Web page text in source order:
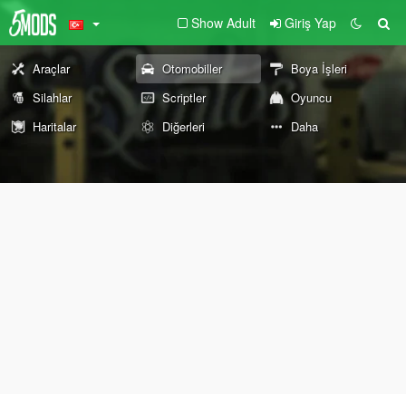
Show Adult Giriş Yap
Araçlar Otomobiller
Boya İşleri
Silahlar
Scriptler
Oyuncu
Haritalar
Diğerleri Daha